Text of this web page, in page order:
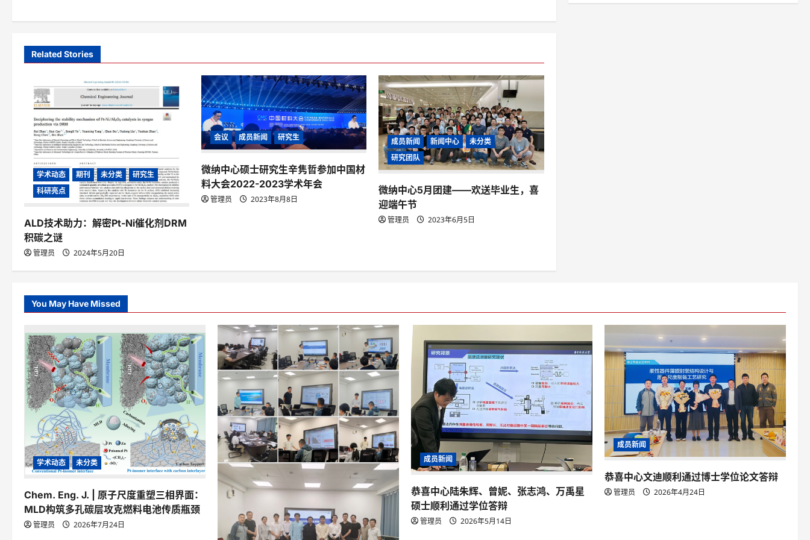
s
t
n
i
o
Related Stories
学术动态 期刊 未分类
研究生
科研亮点
ALD技术助力：解密Pt-Ni催化剂DRM
积碳之谜
管理员 2024年5月20日
会议 成员新闻 研究生
微纳中心硕士研究生辛隽哲参加中国材
料大会2022-2023学术年会
管理员 2023年8月8日
成员新闻 新闻中心
未分类
研究团队
微纳中心5月团建——欢送毕业生，喜
迎端午节
管理员 2023年6月5日
You May Have Missed
学术动态 未分类
Chem. Eng. J. | 原子尺度重塑三相界面：
MLD构筑多孔碳层攻克燃料电池传质瓶颈
管理员 2026年7月24日
成员新闻
恭喜中心陆朱辉、曾妮、张志鸿、万禹星
硕士顺利通过学位答辩
管理员 2026年5月14日
成员新闻
恭喜中心文迪顺利通过博士学位论文答辩
管理员 2026年4月24日